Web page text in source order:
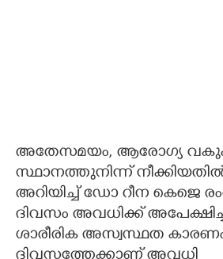
അതേസമയം, ആരോഗ്യ
സ്ഥാനത്തുനിന്ന്
അറിയിച്ച് ഡോ റീന കെജെ
ദിവസം അവധിക്ക്
ശാരീരിക അസ്വസ്ഥത